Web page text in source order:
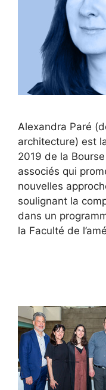
Alexandra Paré
architecture) est
2019 de la
associés qui
nouvelles
soulignant la
dans un
la Faculté de